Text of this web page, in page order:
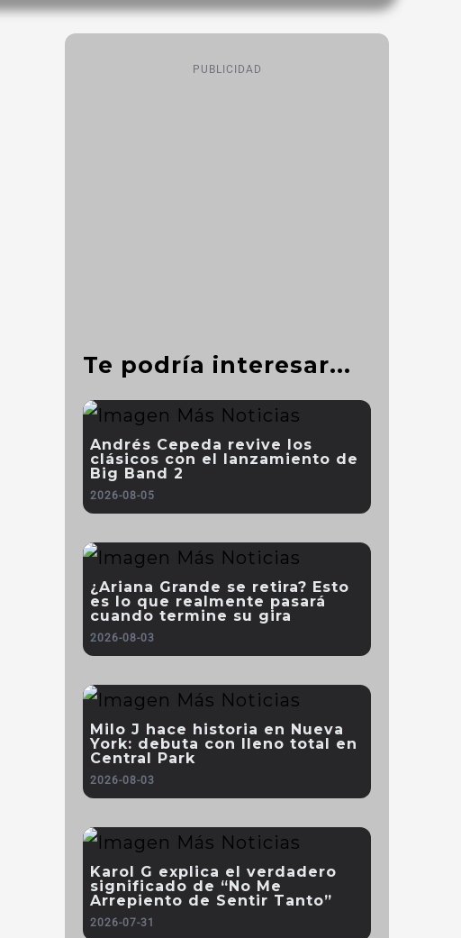
PUBLICIDAD
Te podría interesar...
Andrés Cepeda revive los
clásicos con el lanzamiento de
Big Band 2
2026-08-05
¿Ariana Grande se retira? Esto
es lo que realmente pasará
cuando termine su gira
2026-08-03
Milo J hace historia en Nueva
York: debuta con lleno total en
Central Park
2026-08-03
Karol G explica el verdadero
significado de “No Me
Arrepiento de Sentir Tanto”
2026-07-31